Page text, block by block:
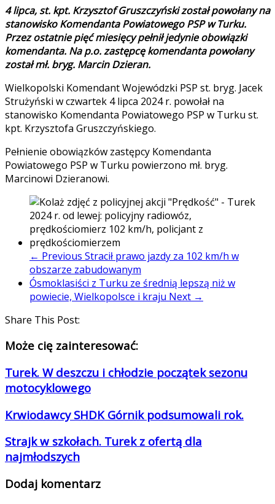
4 lipca, st. kpt. Krzysztof Gruszczyński został powołany na
stanowisko Komendanta Powiatowego PSP w Turku.
Przez ostatnie pięć miesięcy pełnił jedynie obowiązki
komendanta. Na p.o. zastępcę komendanta powołany
został mł. bryg. Marcin Dzieran.
Wielkopolski Komendant Wojewódzki PSP st. bryg. Jacek
Strużyński w czwartek 4 lipca 2024 r. powołał na
stanowisko Komendanta Powiatowego PSP w Turku st.
kpt. Krzysztofa Gruszczyńskiego.
Pełnienie obowiązków zastępcy Komendanta
Powiatowego PSP w Turku powierzono mł. bryg.
Marcinowi Dzieranowi.
← Previous Stracił prawo jazdy za 102 km/h w
obszarze zabudowanym
Ósmoklasiści z Turku ze średnią lepszą niż w
powiecie, Wielkopolsce i kraju Next →
Share This Post:
Może cię zainteresować:
Turek. W deszczu i chłodzie początek sezonu
motocyklowego
Krwiodawcy SHDK Górnik podsumowali rok.
Strajk w szkołach. Turek z ofertą dla
najmłodszych
Dodaj komentarz